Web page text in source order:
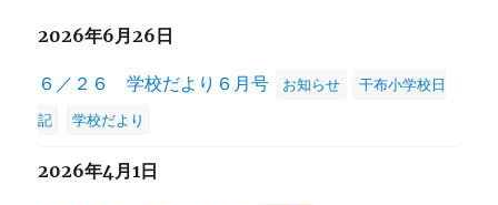
の
ペ
ー
ジ
2026年6月26日
６／２６ 学校だより６月号 お知らせ
干布小学校日
記
学校だより
2026年4月1日